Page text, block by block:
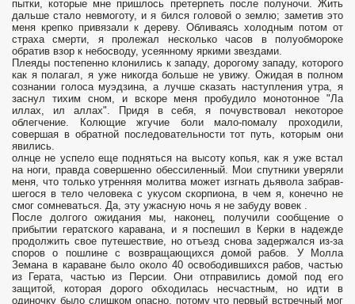
пытки, которые мне пришлось претерпеть после полуночи. Жить
дальше стало невмоготу, и я бился головой о землю; заметив это
меня крепко привязали к дереву. Обливаясь холодным потом от
страха смерти, я пролежал несколько часов в полуобмороке
обратив взор к небосводу, усеянному яркими звездами.
Плеяды постепенно клонились к западу, дорогому западу, которого
как я полагал, я уже никогда больше не увижу. Ожидая в полном
сознании голоса муэдзина, а лучше сказать наступления утра, я
заснул тихим сном, и вскоре меня пробудило монотонное "Ла
иллах, ил аллах". Придя в себя, я почувствовал некоторое
облегчение. Колющие жгучие боли мало-помалу проходили,
совершая в обратной последовательности тот путь, которым они
явились.
олнце не успело еще подняться на высоту копья, как я уже встал
на ноги, правда совершенно обессиленный. Мои спутники уверяли
меня, что только утренняя молитва может изгнать дьявола забрав­
шегося в тело человека с укусом скорпиона, в чем я, конечно не
смог сомневаться. Да, эту ужасную ночь я не забуду вовек .
После долгого ожидания мы, наконец, получили сообщение о
прибытии гератского каравана, и я поспешил в Керки в надежде
продолжить свое путешествие, но отъезд снова задержался из-за
споров о пошлине с возвращающихся домой рабов. У Молла
Земана в караване было около 40 освободившихся рабов, частью
из Герата, частью из Персии. Они отправились домой под его
защитой, которая дорого обходилась несчастным, но идти в
одиночку было слишком опасно, потому что первый встречный мог